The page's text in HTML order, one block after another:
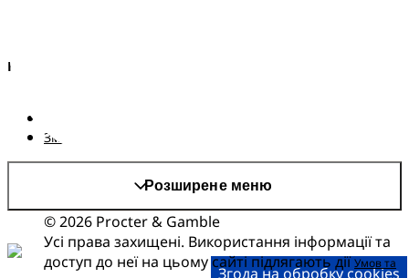
Країна/регіон
Змінити країнa/регіон
Розширене меню
© 2026 Procter & Gamble
Усі права захищені. Використання інформації та
доступ до неї на цьому сайті підлягають діїУмов та
Згода на обробку cookies